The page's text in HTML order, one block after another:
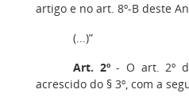
artigo e no art. 8º-B deste
(...)”
Art. 2º- O art. 2º
acrescido do § 3º, com a